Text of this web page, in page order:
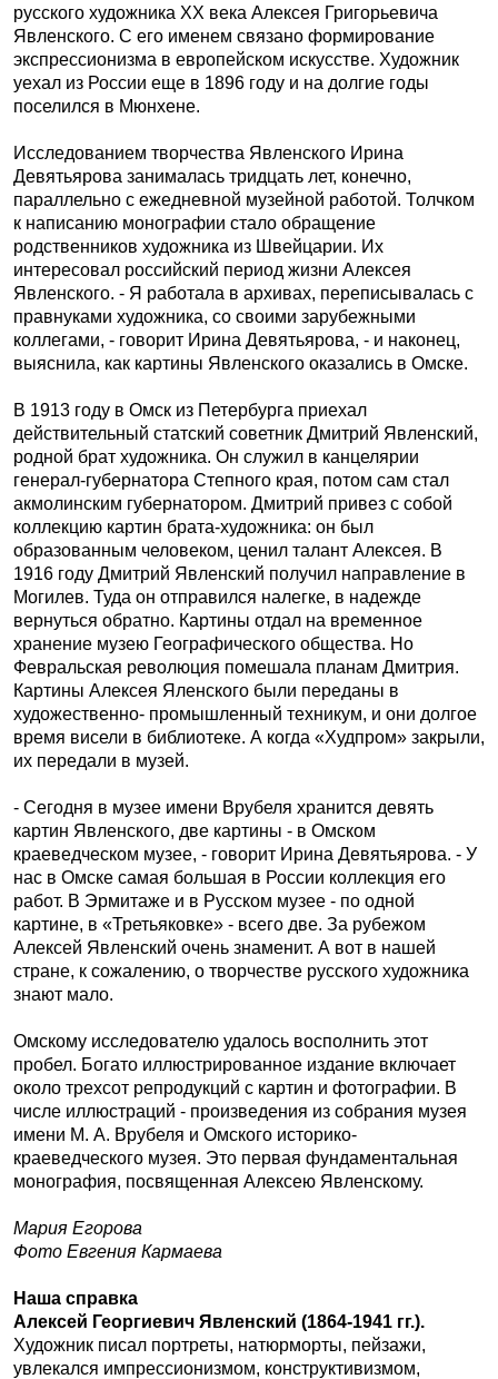
русского художника ХХ века Алексея Григорьевича
Явленского. С его именем связано формирование
экспрессионизма в европейском искусстве. Художник
уехал из России еще в 1896 году и на долгие годы
поселился в Мюнхене.
Исследованием творчества Явленского Ирина
Девятьярова занималась тридцать лет, конечно,
параллельно с ежедневной музейной работой. Толчком
к написанию монографии стало обращение
родственников художника из Швейцарии. Их
интересовал российский период жизни Алексея
Явленского. - Я работала в архивах, переписывалась с
правнуками художника, со своими зарубежными
коллегами, - говорит Ирина Девятьярова, - и наконец,
выяснила, как картины Явленского оказались в Омске.
В 1913 году в Омск из Петербурга приехал
действительный статский советник Дмитрий Явленский,
родной брат художника. Он служил в канцелярии
генерал-губернатора Степного края, потом сам стал
акмолинским губернатором. Дмитрий привез с собой
коллекцию картин брата-художника: он был
образованным человеком, ценил талант Алексея. В
1916 году Дмитрий Явленский получил направление в
Могилев. Туда он отправился налегке, в надежде
вернуться обратно. Картины отдал на временное
хранение музею Географического общества. Но
Февральская революция помешала планам Дмитрия.
Картины Алексея Яленского были переданы в
художественно- промышленный техникум, и они долгое
время висели в библиотеке. А когда «Худпром» закрыли,
их передали в музей.
- Сегодня в музее имени Врубеля хранится девять
картин Явленского, две картины - в Омском
краеведческом музее, - говорит Ирина Девятьярова. - У
нас в Омске самая большая в России коллекция его
работ. В Эрмитаже и в Русском музее - по одной
картине, в «Третьяковке» - всего две. За рубежом
Алексей Явленский очень знаменит. А вот в нашей
стране, к сожалению, о творчестве русского художника
знают мало.
Омскому исследователю удалось восполнить этот
пробел. Богато иллюстрированное издание включает
около трехсот репродукций с картин и фотографии. В
числе иллюстраций - произведения из собрания музея
имени М. А. Врубеля и Омского историко-
краеведческого музея. Это первая фундаментальная
монография, посвященная Алексею Явленскому.
Мария Егорова
Фото Евгения Кармаева
Наша справка
Алексей Георгиевич Явленский (1864-1941 гг.).
Художник писал портреты, натюрморты, пейзажи,
увлекался импрессионизмом, конструктивизмом,